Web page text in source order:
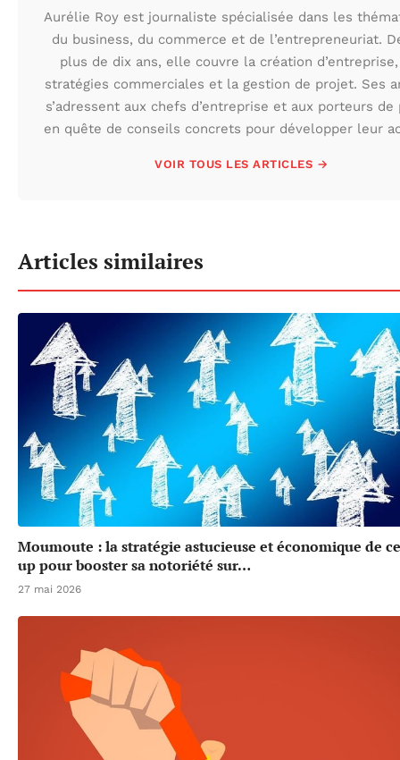
Aurélie Roy est journaliste spécialisée dans les
du business, du commerce et de l’entrepreneuriat.
plus de dix ans, elle couvre la création
stratégies commerciales et la gestion de projet. Ses
s’adressent aux chefs d’entreprise et aux porteurs de
en quête de conseils concrets pour développer leur
VOIR TOUS LES ARTICLES →
Articles similaires
Moumoute : la stratégie astucieuse et économique de
up pour booster sa notoriété sur…
27 mai 2026